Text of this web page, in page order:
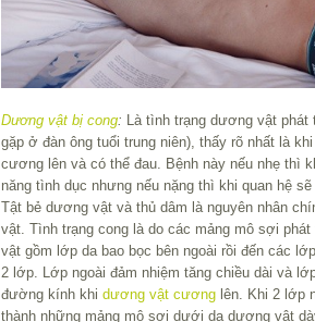
Dương vật bị cong: Là tình trạng dương vật phát
gặp ở đàn ông tuổi trung niên), thấy rõ nhất là
cương lên và có thể đau. Bệnh này nếu nhẹ thì
năng tình dục nhưng nếu nặng thì khi quan hệ
Tật bẻ dương vật và thủ dâm là nguyên nhân
vật. Tình trạng cong là do các mảng mô sợi
vật gồm lớp da bao bọc bên ngoài rồi đến các
2 lớp. Lớp ngoài đảm nhiệm tăng chiều dài và
đường kính khi dương vật cương lên. Khi 2 lớp
thành những mảng mô sợi dưới da dương vật